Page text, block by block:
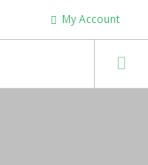
My Account